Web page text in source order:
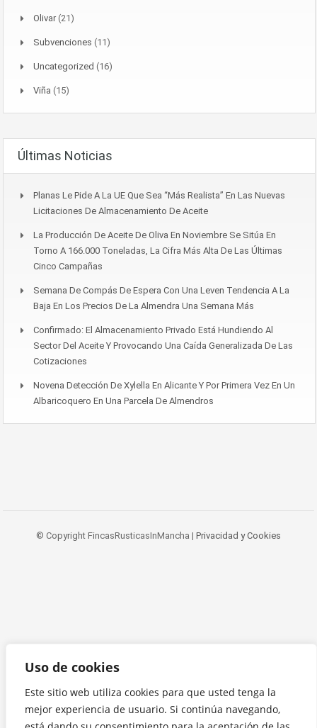
Uso de cookies
Este sitio web utiliza cookies para que usted tenga la
mejor experiencia de usuario. Si continúa navegando,
Olivar(21)
Subvenciones (11)
Uncategorized (16)
Viña (15)
Últimas Noticias
Planas Le Pide A La UE Que Sea “más Realista” En Las Nuevas
Licitaciones De Almacenamiento De Aceite
La Producción De Aceite De Oliva En Noviembre Se Sitúa En
Torno A 166.000 Toneladas, La Cifra Más Alta De Las Últimas
Cinco Campañas
Semana De Compás De Espera Con Una Leven Tendencia A La
Baja En Los Precios De La Almendra Una Semana Más
Confirmado: El Almacenamiento Privado Está Hundiendo Al
Sector Del Aceite Y Provocando Una Caída Generalizada De Las
Cotizaciones
Novena Detección De Xylella En Alicante Y Por Primera Vez En Un
Albaricoquero En Una Parcela De Almendros
© Copyright FincasRusticasInMancha | Privacidad y Cookies